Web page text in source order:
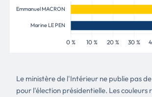
Le ministère de l'Intérieur ne publie pas
pour l'élection présidentielle. Les couleurs